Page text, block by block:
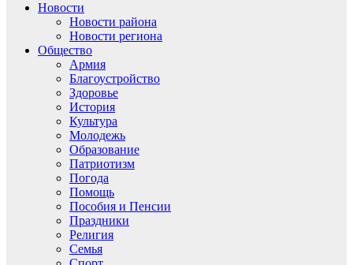
Новости
Новости района
Новости региона
Общество
Армия
Благоустройство
Здоровье
История
Культура
Молодежь
Образование
Патриотизм
Погода
Помощь
Пособия и Пенсии
Праздники
Религия
Семья